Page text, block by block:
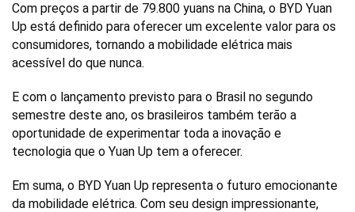
Com preços a partir de 79.800 yuans na China, o BYD Yuan
Up está definido para oferecer um excelente valor para os
consumidores, tornando a mobilidade elétrica mais
acessível do que nunca.
E com o lançamento previsto para o Brasil no segundo
semestre deste ano, os brasileiros também terão a
oportunidade de experimentar toda a inovação e
tecnologia que o Yuan Up tem a oferecer.
Em suma, o BYD Yuan Up representa o futuro emocionante
da mobilidade elétrica. Com seu design impressionante,